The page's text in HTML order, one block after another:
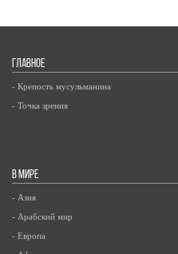
ГЛАВНОЕ
- Крепость мусульманина
- Точка зрения
В МИРЕ
- Азия
- Арабский мир
- Европа